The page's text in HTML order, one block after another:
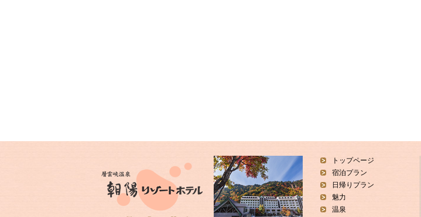
トップページ
宿泊プラン
日帰りプラン
魅力
温泉